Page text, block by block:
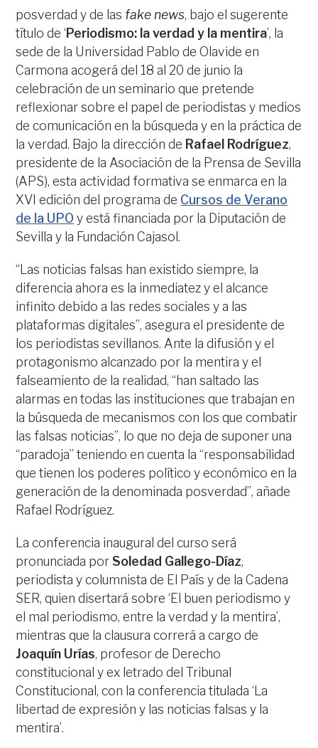
posverdad y de las fake news, bajo el sugerente
título de ‘Periodismo: la verdad y la mentira’, la
sede de la Universidad Pablo de Olavide en
Carmona acogerá del 18 al 20 de junio la
celebración de un seminario que pretende
reflexionar sobre el papel de periodistas y medios
de comunicación en la búsqueda y en la práctica de
la verdad. Bajo la dirección de Rafael Rodríguez,
presidente de la Asociación de la Prensa de Sevilla
(APS), esta actividad formativa se enmarca en la
XVI edición del programa de Cursos de Verano
de la UPO y está financiada por la Diputación de
Sevilla y la Fundación Cajasol.
“Las noticias falsas han existido siempre, la
diferencia ahora es la inmediatez y el alcance
infinito debido a las redes sociales y a las
plataformas digitales”, asegura el presidente de
los periodistas sevillanos. Ante la difusión y el
protagonismo alcanzado por la mentira y el
falseamiento de la realidad, “han saltado las
alarmas en todas las instituciones que trabajan en
la búsqueda de mecanismos con los que combatir
las falsas noticias”, lo que no deja de suponer una
“paradoja” teniendo en cuenta la “responsabilidad
que tienen los poderes político y económico en la
generación de la denominada posverdad”, añade
Rafael Rodríguez.
La conferencia inaugural del curso será
pronunciada por Soledad Gallego-Díaz,
periodista y columnista de El País y de la Cadena
SER, quien disertará sobre ‘El buen periodismo y
el mal periodismo, entre la verdad y la mentira’,
mientras que la clausura correrá a cargo de
Joaquín Urías, profesor de Derecho
constitucional y ex letrado del Tribunal
Constitucional, con la conferencia titulada ‘La
libertad de expresión y las noticias falsas y la
mentira’.